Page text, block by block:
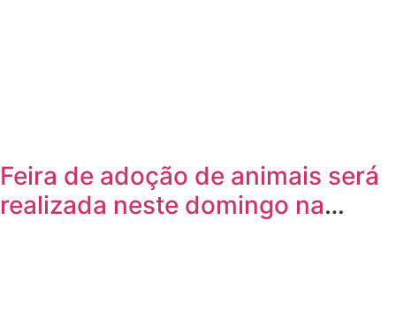
Feira de adoção de animais será
realizada neste domingo na